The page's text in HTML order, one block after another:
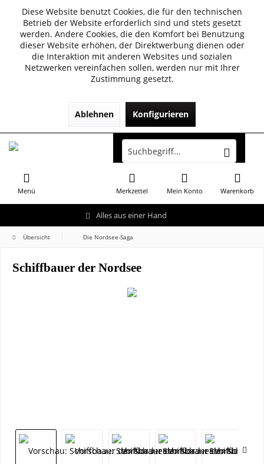
Diese Website benutzt Cookies, die für den technischen
Betrieb der Website erforderlich sind und stets gesetzt
werden. Andere Cookies, die den Komfort bei Benutzung
dieser Website erhöhen, der Direktwerbung dienen oder
die Interaktion mit anderen Websites und sozialen
Netzwerken vereinfachen sollen, werden nur mit Ihrer
Zustimmung gesetzt.
Ablehnen Konfigurieren
Alles aus einer Hand
Menü Warenkorb
Merkzettel Mein Konto
Übersicht Die Nordsee-Saga
Schiffbauer der Nordsee